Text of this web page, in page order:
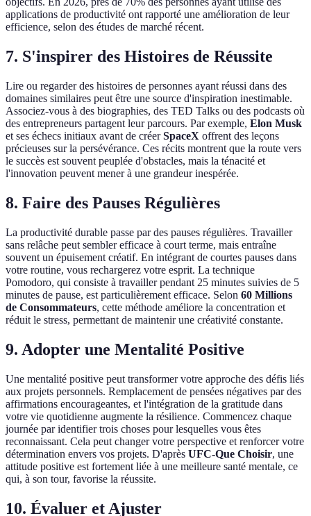
applications de productivité ont rapporté une amélioration de leur
efficience, selon des études de marché récent.
7. S'inspirer des Histoires de Réussite
Lire ou regarder des histoires de personnes ayant réussi dans des
domaines similaires peut être une source d'inspiration inestimable.
Associez-vous à des biographies, des TED Talks ou des podcasts où
des entrepreneurs partagent leur parcours. Par exemple, Elon Musk
et ses échecs initiaux avant de créerSpaceX offrent des leçons
précieuses sur la persévérance. Ces récits montrent que la route vers
le succès est souvent peuplée d'obstacles, mais la ténacité et
l'innovation peuvent mener à une grandeur inespérée.
8. Faire des Pauses Régulières
La productivité durable passe par des pauses régulières. Travailler
sans relâche peut sembler efficace à court terme, mais entraîne
souvent un épuisement créatif. En intégrant de courtes pauses dans
votre routine, vous rechargerez votre esprit. La technique
Pomodoro, qui consiste à travailler pendant 25 minutes suivies de 5
minutes de pause, est particulièrement efficace. Selon 60 Millions
de Consommateurs, cette méthode améliore la concentration et
réduit le stress, permettant de maintenir une créativité constante.
9. Adopter une Mentalité Positive
Une mentalité positive peut transformer votre approche des défis liés
aux projets personnels. Remplacement de pensées négatives par des
affirmations encourageantes, et l'intégration de la gratitude dans
votre vie quotidienne augmente la résilience. Commencez chaque
journée par identifier trois choses pour lesquelles vous êtes
reconnaissant. Cela peut changer votre perspective et renforcer votre
détermination envers vos projets. D'après UFC-Que Choisir, une
attitude positive est fortement liée à une meilleure santé mentale, ce
qui, à son tour, favorise la réussite.
10. Évaluer et Ajuster